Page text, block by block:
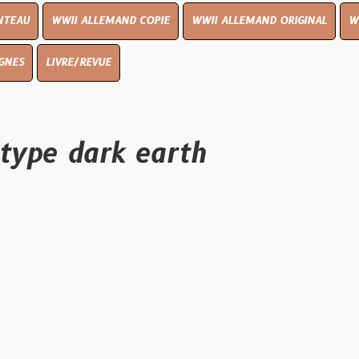
ALLEMAND COPIE WWII ALLEMAND ORIGINAL WWII UK
earth